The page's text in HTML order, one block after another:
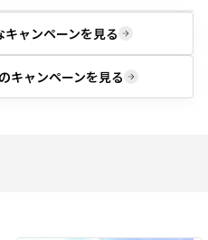
キャンペーンを見る
キャンペーンを見る